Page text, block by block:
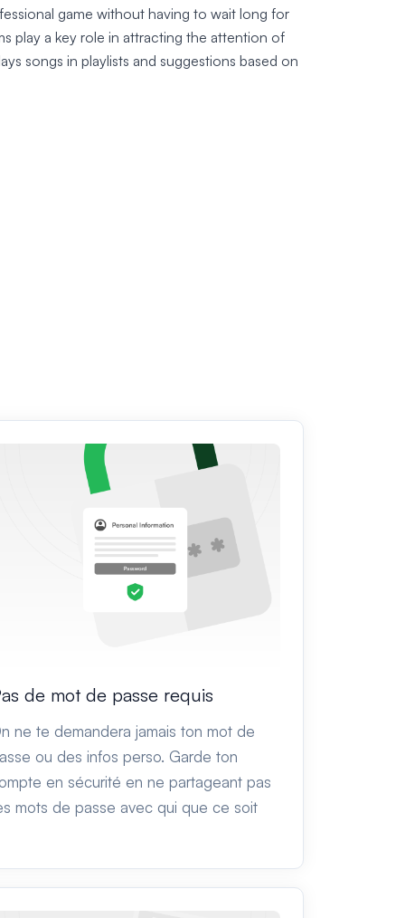
game without having to wait long for
play a key role in attracting the attention of
songs in playlists and suggestions based on
de mot de passe requis
ne te demandera jamais ton mot de
ou des infos perso. Garde ton
en sécurité en ne partageant pas
mots de passe avec qui que ce soit